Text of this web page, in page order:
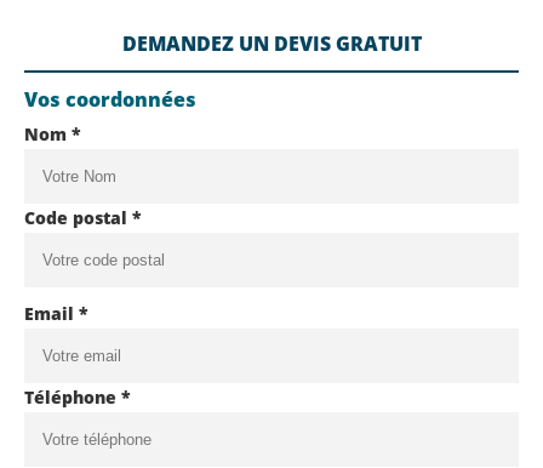
DEMANDEZ UN DEVIS GRATUIT
Vos coordonnées
Nom *
Code postal *
Email *
Téléphone *